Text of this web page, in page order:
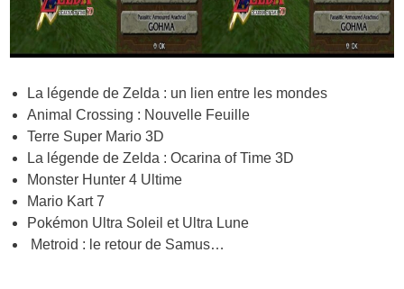
La légende de Zelda : un lien entre les mondes
Animal Crossing : Nouvelle Feuille
Terre Super Mario 3D
La légende de Zelda : Ocarina of Time 3D
Monster Hunter 4 Ultime
Mario Kart 7
Pokémon Ultra Soleil et Ultra Lune
Metroid : le retour de Samus…